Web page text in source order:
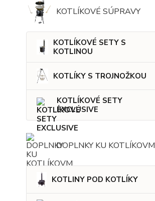
KOTLÍKOVÉ SÚPRAVY
KOTLÍKOVÉ SETY S
KOTLINOU
KOTLÍKY S TROJNOŽKOU
KOTLÍKOVÉ SETY
EXCLUSIVE
DOPLNKY KU KOTLÍKOVM
KOTLINY POD KOTLÍKY